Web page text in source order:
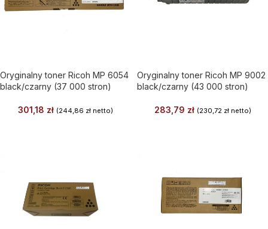
Oryginalny toner Ricoh MP 6054
black/czarny (37 000 stron)
301,18 zł (244,86 zł netto)
Oryginalny toner Ricoh MP 9002
black/czarny (43 000 stron)
283,79 zł (230,72 złnetto)